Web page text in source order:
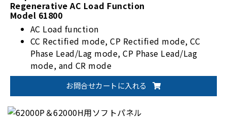
(ranging from 5ms to 15,000s)
Supports battery simulator and fuel cell
simulator
Regenerative AC Load Function
Model 61800
AC Load function
CC Rectified mode, CP Rectified mode, CC
Phase Lead/Lag mode, CP Phase Lead/Lag
mode, and CR mode
Provides 100 sets of Auto Run changes
Supports report function
お問合せカートに入れる